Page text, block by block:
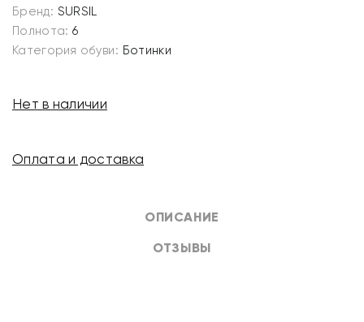
ОПИСАНИЕ
ОТЗЫВЫ
Бренд: SURSIL
Полнота: 6
Категория обуви: Ботинки
Нет в наличии
Оплата и доставка